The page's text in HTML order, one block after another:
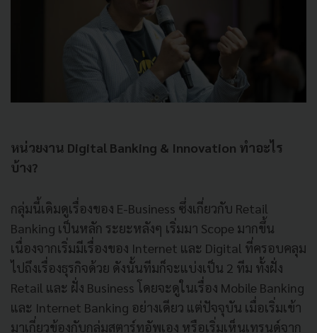
หน่วยงาน Digital Banking & Innovation ทำอะไร
บ้าง?
กลุ่มนี้เดิมดูเรื่องของ E-Business ซึ่งเกี่ยวกับ Retail
Banking เป็นหลัก ระยะหลังๆ เริ่มมา Scope มากขึ้น
เนื่องจากเริ่มมีเรื่องของ Internet และ Digital ที่ครอบคลุม
ไปถึงเรื่องธุรกิจด้วย ดังนั้นทีมก็จะแบ่งเป็น 2 ทีม ทั้งฝั่ง
Retail และ ฝั่ง Business โดยจะดูในเรื่อง Mobile Banking
และ Internet Banking อย่างเดียว แต่ปัจจุบัน เมื่อเริ่มเข้า
มาเกี่ยวข้องกับกลุ่มสตาร์ทอัพเอง หรือเริ่มเห็นเทรนด์จาก